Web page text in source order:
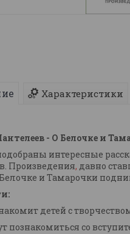
Характеристики
- О Белочке и
интересные
Произведения, давно
Белочке и Тамарочки
детей с
познакомиться со